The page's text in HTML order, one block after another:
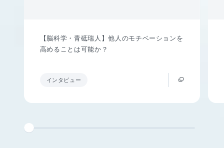
【脳科学・青砥瑞人】他人のモチベーションを
高めることは可能か？
インタビュー